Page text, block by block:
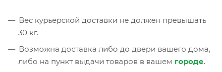
Вес курьерской доставки не должен превышать
30 кг.
Возможна доставка либо до двери вашего дома,
либо на пункт выдачи товаров в вашем городе.